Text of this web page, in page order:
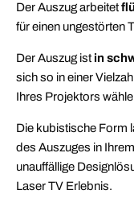
Der Auszug arbeitet
für einen ungestörten
Der Auszug ist in
sich so in einer
Ihres Projektors
Die kubistische Form
des Auszuges in
unauffällige
Laser TV Erlebnis.